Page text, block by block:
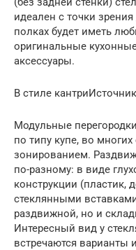
идеален с точки
полках будет иметь
оригинальные
аксессуары.
В стиле
Модульные
по типу купе, во
зонированием.
по-разному: в виде
конструкции
стеклянными
раздвижной, но и
Интересный вид у
встречаются варианты